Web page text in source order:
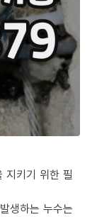
지키기 위한 필
생하는 누수는